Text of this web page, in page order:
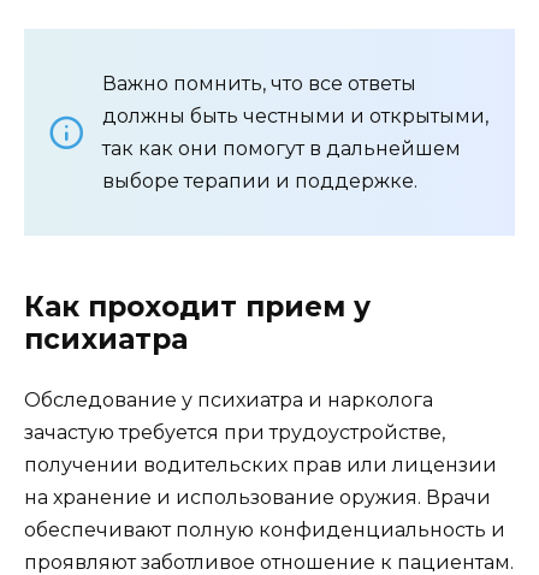
Важно помнить, что все ответы
должны быть честными и открытыми,
так как они помогут в дальнейшем
выборе терапии и поддержке.
Как проходит прием у
психиатра
Обследование у психиатра и нарколога
зачастую требуется при трудоустройстве,
получении водительских прав или лицензии
на хранение и использование оружия. Врачи
обеспечивают полную конфиденциальность и
проявляют заботливое отношение к пациентам.